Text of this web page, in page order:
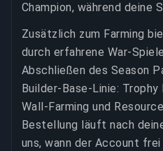
Champion, während deine
Zusätzlich zum Farming
durch erfahrene War-
Abschließen des Season
Builder-Base-Linie:
Wall-Farming und
Bestellung läuft nach
uns, wann der Account